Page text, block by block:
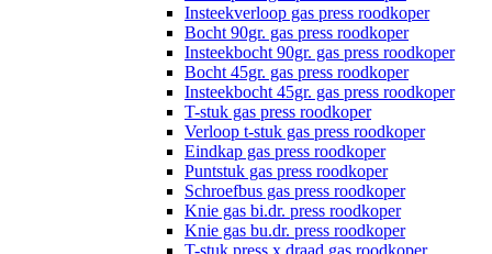
Insteekverloop gas press roodkoper
Bocht 90gr. gas press roodkoper
Insteekbocht 90gr. gas press roodkoper
Bocht 45gr. gas press roodkoper
Insteekbocht 45gr. gas press roodkoper
T-stuk gas press roodkoper
Verloop t-stuk gas press roodkoper
Eindkap gas press roodkoper
Puntstuk gas press roodkoper
Schroefbus gas press roodkoper
Knie gas bi.dr. press roodkoper
Knie gas bu.dr. press roodkoper
T-stuk press x draad gas roodkoper